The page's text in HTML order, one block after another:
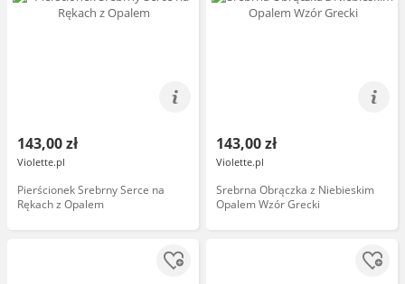
143,00 zł
Violette.pl
Pierścionek Srebrny Serce na
Rękach z Opalem
143,00 zł
Violette.pl
Srebrna Obrączka z Niebieskim
Opalem Wzór Grecki